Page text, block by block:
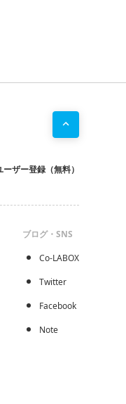
ーザー登録（無料）
ブログ・SNS
Co-LABOX
Twitter
Facebook
Note